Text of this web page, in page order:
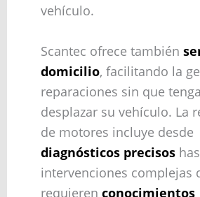
vehículo.
Scantec ofrece también
domicilio, facilitando la
reparaciones sin que
desplazar su vehículo. La
de motores incluye desde
diagnósticos precisos
intervenciones complejas
requieren conocimientos